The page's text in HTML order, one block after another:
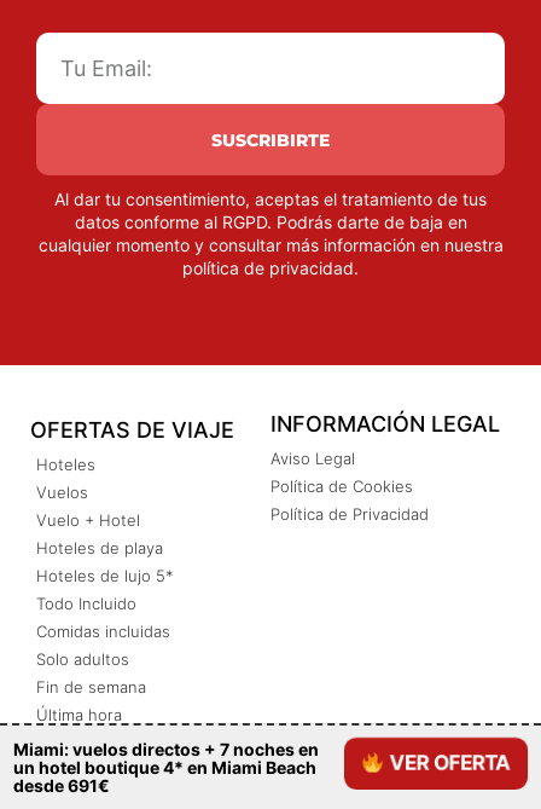
Miami: vuelos directos + 7 noches en
un hotel boutique 4* en Miami Beach
desde 691€
VER OFERTA
SUSCRIBIRTE
Al dar tu consentimiento, aceptas el tratamiento de tus
datos conforme al RGPD. Podrás darte de baja en
cualquier momento y consultar más información en nuestra
política de privacidad.
OFERTAS DE VIAJE
Hoteles
Vuelos
Vuelo + Hotel
Hoteles de playa
Hoteles de lujo 5*
Todo Incluido
Comidas incluidas
Solo adultos
Fin de semana
Última hora
INFORMACIÓN LEGAL
Aviso Legal
Política de Cookies
Política de Privacidad
EMPRESA